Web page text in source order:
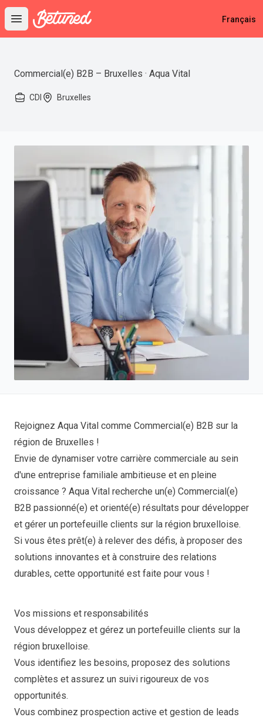
Open main menu
Betuned Français
Commercial(e) B2B – Bruxelles · Aqua Vital
CDI Bruxelles
Rejoignez Aqua Vital comme Commercial(e) B2B sur la
région de Bruxelles !
Envie de dynamiser votre carrière commerciale au sein
d'une entreprise familiale ambitieuse et en pleine
croissance ? Aqua Vital recherche un(e) Commercial(e)
B2B passionné(e) et orienté(e) résultats pour développer
et gérer un portefeuille clients sur la région bruxelloise.
Si vous êtes prêt(e) à relever des défis, à proposer des
solutions innovantes et à construire des relations
durables, cette opportunité est faite pour vous !
Vos missions et responsabilités
Vous développez et gérez un portefeuille clients sur la
région bruxelloise.
Vous identifiez les besoins, proposez des solutions
complètes et assurez un suivi rigoureux de vos
opportunités.
Vous combinez prospection active et gestion de leads